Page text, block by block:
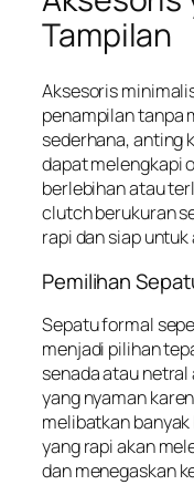
Tampilan
Aksesoris
penampilan tanpa
sederhana, anting
dapat melengkapi
berlebihan atau
clutch berukuran
rapi dan siap
Pemilihan
Sepatu formal
menjadi pilihan
senada atau
yang nyaman
melibatkan
yang rapi akan
dan menegaskan